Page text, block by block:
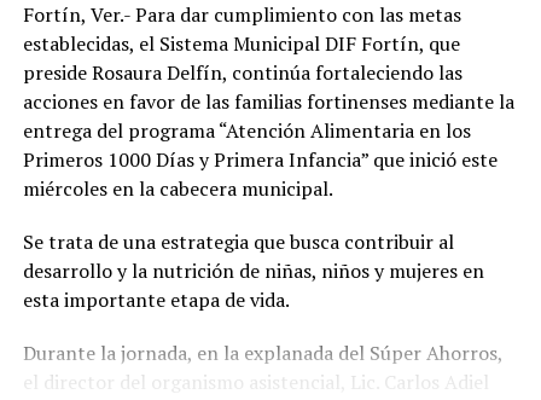
Fortín, Ver.- Para dar cumplimiento con las metas
establecidas, el Sistema Municipal DIF Fortín, que
preside Rosaura Delfín, continúa fortaleciendo las
acciones en favor de las familias fortinenses mediante la
entrega del programa “Atención Alimentaria en los
Primeros 1000 Días y Primera Infancia” que inició este
miércoles en la cabecera municipal.
Se trata de una estrategia que busca contribuir al
desarrollo y la nutrición de niñas, niños y mujeres en
esta importante etapa de vida.
Durante la jornada, en la explanada del Súper Ahorros,
el director del organismo asistencial, Lic. Carlos Adiel